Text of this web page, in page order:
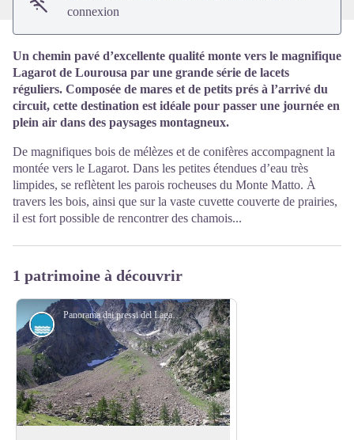
connexion
Un chemin pavé d’excellente qualité monte vers le magnifique
Lagarot de Lourousa par une grande série de lacets
réguliers. Composée de mares et de petits prés à l’arrivé du
circuit, cette destination est idéale pour passer une journée en
plein air dans des paysages montagneux.
De magnifiques bois de mélèzes et de conifères accompagnent la
montée vers le Lagarot. Dans les petites étendues d’eau très
limpides, se reflètent les parois rocheuses du Monte Matto. À
travers les bois, ainsi que sur la vaste cuvette couverte de prairies,
il est fort possible de rencontrer des chamois...
1 patrimoine à découvrir
Panorama dai pressi del Lagarot di Lourousa; sullo sfondo al centro il Canalone di Lourousa e, a destra, il Corno Stella - Roberto Pockaj
Lac